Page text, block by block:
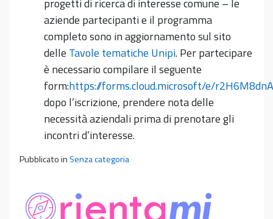
progetti di ricerca di interesse comune – le
aziende partecipanti e il programma
completo sono in aggiornamento sul sito
delle Tavole tematiche Unipi. Per partecipare
è necessario compilare il seguente
form:https://forms.cloud.microsoft/e/
dopo l’iscrizione, prendere nota delle
necessità aziendali prima di prenotare gli
incontri d’interesse.
Pubblicato inSenza categoria